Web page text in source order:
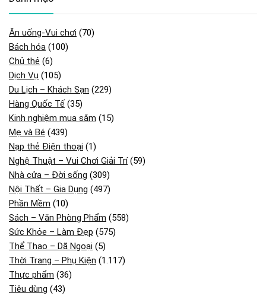
Ăn uống-Vui chơi (70)
Bách hóa (100)
Chủ thẻ (6)
Dịch Vụ (105)
Du Lịch – Khách Sạn (229)
Hàng Quốc Tế (35)
Kinh nghiệm mua sắm (15)
Mẹ và Bé (439)
Nạp thẻ Điện thoại (1)
Nghệ Thuật – Vui Chơi Giải Trí(59)
Nhà cửa – Đời sống (309)
Nội Thất – Gia Dụng (497)
Phần Mềm (10)
Sách – Văn Phòng Phẩm (558)
Sức Khỏe – Làm Đẹp (575)
Thể Thao – Dã Ngoại (5)
Thời Trang – Phụ Kiện (1.117)
Thực phẩm (36)
Tiêu dùng (43)